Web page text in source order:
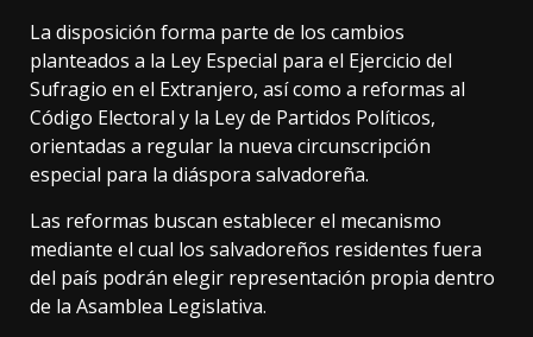
La disposición forma parte de los cambios
planteados a la Ley Especial para el Ejercicio del
Sufragio en el Extranjero, así como a reformas al
Código Electoral y la Ley de Partidos Políticos,
orientadas a regular la nueva circunscripción
especial para la diáspora salvadoreña.
Las reformas buscan establecer el mecanismo
mediante el cual los salvadoreños residentes fuera
del país podrán elegir representación propia dentro
de la Asamblea Legislativa.